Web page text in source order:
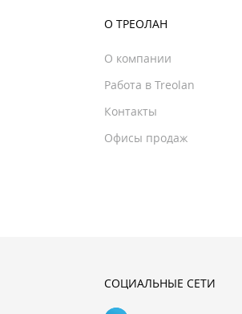
О ТРЕОЛАН
О компании
Работа в Treolan
Контакты
Офисы продаж
СОЦИАЛЬНЫЕ СЕТИ